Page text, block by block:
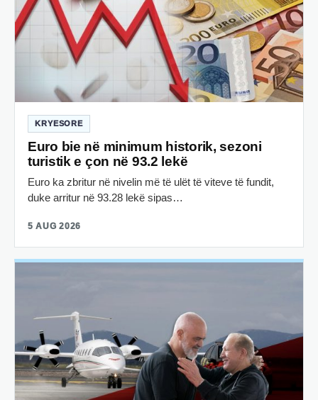
KRYESORE
Euro bie në minimum historik, sezoni
turistik e çon në 93.2 lekë
Euro ka zbritur në nivelin më të ulët të viteve të fundit,
duke arritur në 93.28 lekë sipas…
5 AUG 2026